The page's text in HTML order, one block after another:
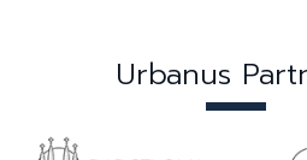
Urbanus